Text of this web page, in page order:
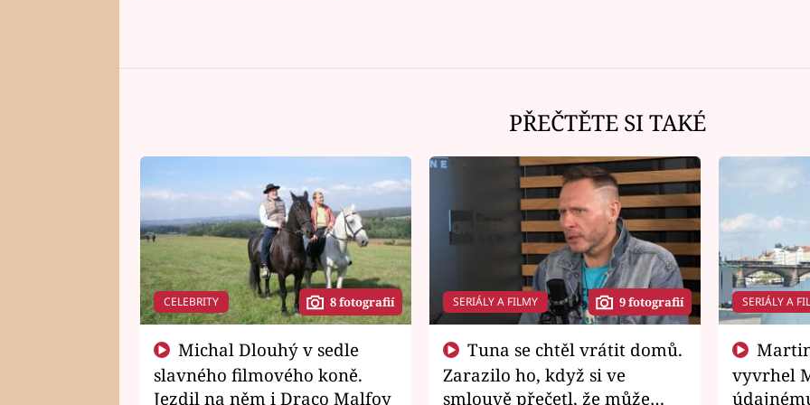
PŘEČTĚTE SI TAKÉ
CELEBRITY 8 fotografií
slavného filmového koně.
Jezdil na něm i Draco Malfoy
SERIÁLY A FILMY 9 fotografií
Zarazilo ho, když si ve
smlouvě přečetl, že může
SERIÁLY A
vyvrhel